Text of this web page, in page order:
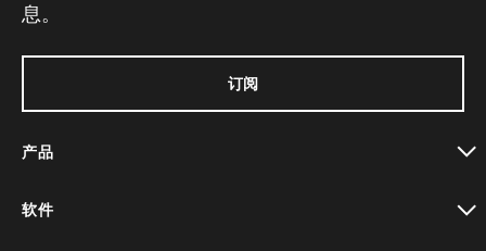
息。
订阅
产品
软件